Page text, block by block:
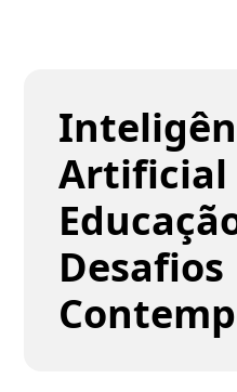
Artificial
Desafios